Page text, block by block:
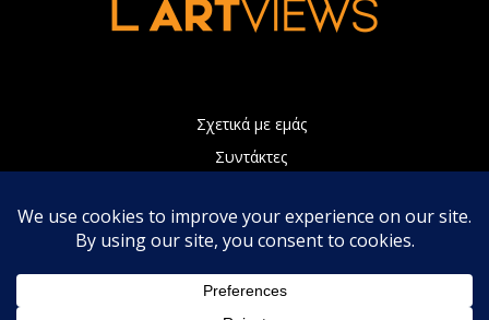
Σχετικά με εμάς
Συντάκτες
Πολιτική Απορρήτου
Επικοινωνία
Η ιστοσελίδα μας χρησιμοποιεί Cookies τα οποία συνεισφέρουν